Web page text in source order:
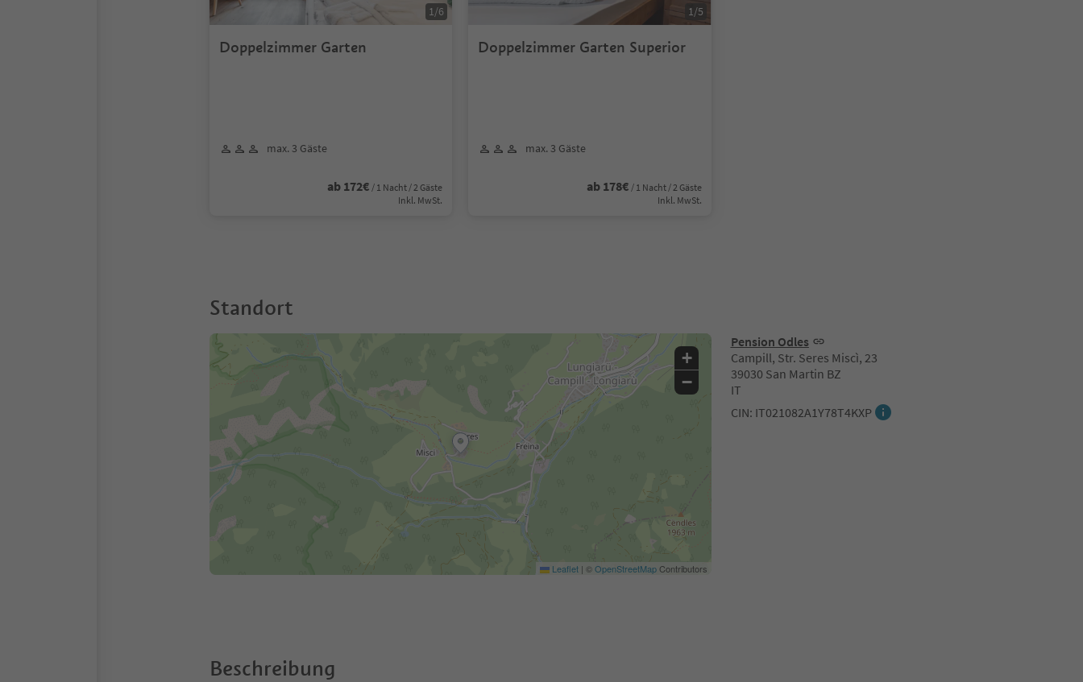
Doppelzimmer Garten
max. 3 Gäste
ab 172€ / 1 Nacht / 2 Gäste
Inkl. MwSt.
1/6
Doppelzimmer Garten Superior
max. 3 Gäste
ab 178€ / 1 Nacht / 2 Gäste
Inkl. MwSt.
1/5
Standort
Pension Odles
Campill, Str. Seres Miscì, 23
39030 San Martin BZ
IT
CIN: IT021082A1Y78T4KXP
+
−
Leaflet | ©OpenStreetMapContributors
Beschreibung